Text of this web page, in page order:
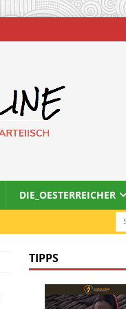
DIE_OESTERREICHER
TIPPS